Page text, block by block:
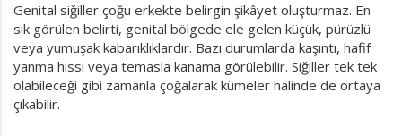
Genital siğiller çoğu erkekte belirgin şikâyet oluşturmaz. En
sık görülen belirti, genital bölgede ele gelen küçük, pürüzlü
veya yumuşak kabarıklıklardır. Bazı durumlarda kaşıntı, hafif
yanma hissi veya temasla kanama görülebilir. Siğiller tek tek
olabileceği gibi zamanla çoğalarak kümeler halinde de ortaya
çıkabilir.